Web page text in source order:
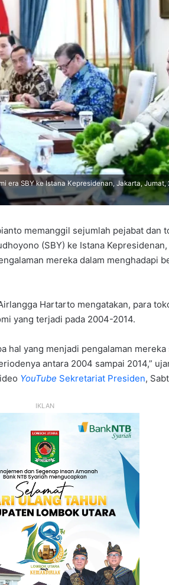
era SBY ke Istana Kepresidenan, Jakarta, Jumat,
memanggil sejumlah pejabat dan
(SBY) ke Istana
mereka dalam menghadapi
Hartarto mengatakan, para
yang terjadi pada 2004-2014.
hal yang menjadi pengalaman
antara 2004 sampai 2014,”
YouTube Sekretariat Presiden,
IKLAN